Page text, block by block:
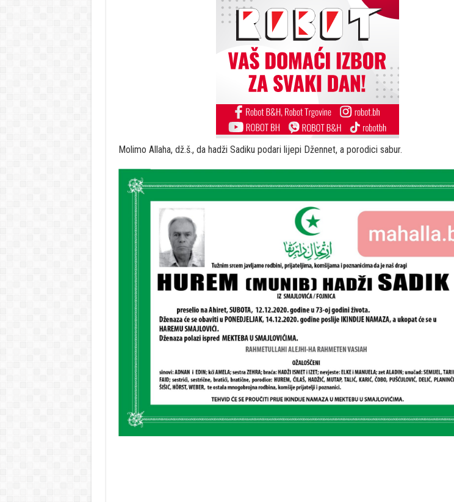
Molimo Allaha, dž.š., da hadži Sadiku podari lijepi Džennet, a porodici sabur.